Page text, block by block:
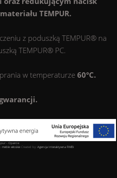
TEMPUR.
z poduszką TEMPUR® na
TEMPUR® PC.
w temperaturze 60°C.
- Oparcie
::meble włoskieCreated by:Agencja Interaktywna RMBi